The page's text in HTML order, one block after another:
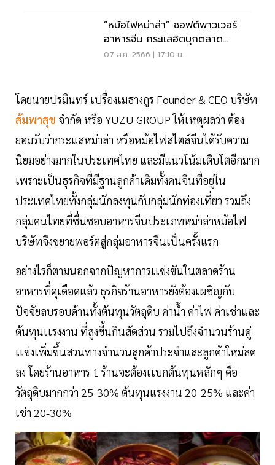
“หม้อไฟหม่าล่า” ซอฟต์พาวเวอร์
อาหารจีน กระแสฮิตบุกตลาด
อาเซียน
07 ส.ค. 2566 | 17:10 น.
โดยนายปรมินทร์ เปรื่องเมธางกูร Founder & CEO บริษัท
ส้มพาสุข จำกัด หรือ YUZU GROUP ให้เหตุผลว่า ต้อง
ยอมรับว่ากระแสหม่าล่า หรือหม้อไฟสไตล์จีนได้รับความ
นิยมอย่างมากในประเทศไทย และมีแนวโน้มเติบโตอีกมาก
เพราะเป็นธุรกิจที่มีฐานลูกค้าเดิมทั้งคนจีนที่อยู่ใน
ประเทศไทยทั้งกลุ่มนักลงทุนกับกลุ่มนักท่องเที่ยว รวมถึง
กลุ่มคนไทยที่ชื่นชอบอาหารจีนประเภทหม่าล่าหม้อไฟ
บริษัทจึงขยายพอร์ตสู่กลุ่มอาหารจีนเป็นครั้งแรก
อย่างไรก็ตามนอกจากปัญหาการเเข่งขันในตลาดร้าน
อาหารที่ดุเดือดแล้ว ธุรกิจร้านอาหารยังต้องเผชิญกับ
ปัจจัยลบรอบด้านทั้งต้นทุนวัตถุดิบ ค่าน้ำ ค่าไฟ ค่าเช่าและ
ต้นทุนเเรงงาน ที่สูงขึ้นกินสัดส่วน รวมไปถึงจำนวนร้านคู่
เเข่งเพิ่มขึ้นสวนทางจำนวนลูกค้าประจำและลูกค้าใหม่ลด
ลง โดยร้านอาหาร 1 ร้านจะต้องเเบกต้นทุนหลักๆ คือ
วัตถุดิบมากกว่า 25-30% ต้นทุนแรงงาน 20-25% และค่า
เช่า 20-30%